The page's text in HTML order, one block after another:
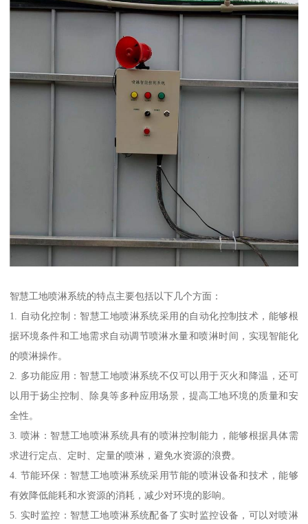
智慧工地喷淋系统的特点主要包括以下几个方面：
1. 自动化控制：智慧工地喷淋系统采用的自动化控制技术，能够根
据环境条件和工地需求自动调节喷淋水量和喷淋时间，实现智能化
的喷淋操作。
2. 多功能应用：智慧工地喷淋系统不仅可以用于灭火和降温，还可
以用于扬尘控制、除臭等多种应用场景，提高工地环境的质量和安
全性。
3. 喷淋：智慧工地喷淋系统具有的喷淋控制能力，能够根据具体需
求进行定点、定时、定量的喷淋，避免水资源的浪费。
4. 节能环保：智慧工地喷淋系统采用节能的喷淋设备和技术，能够
有效降低能耗和水资源的消耗，减少对环境的影响。
5. 实时监控：智慧工地喷淋系统配备了实时监控设备，可以对喷淋